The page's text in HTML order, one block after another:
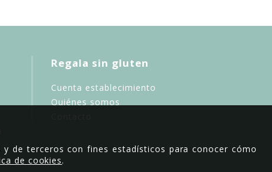
Regala sin gluten
Cuenta establecimiento
Quiénes somos
de terceros con fines estadísticos para conocer cómo
de cookies.